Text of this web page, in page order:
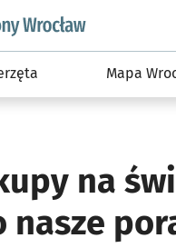
podserwis:
Mapa
na
nasze